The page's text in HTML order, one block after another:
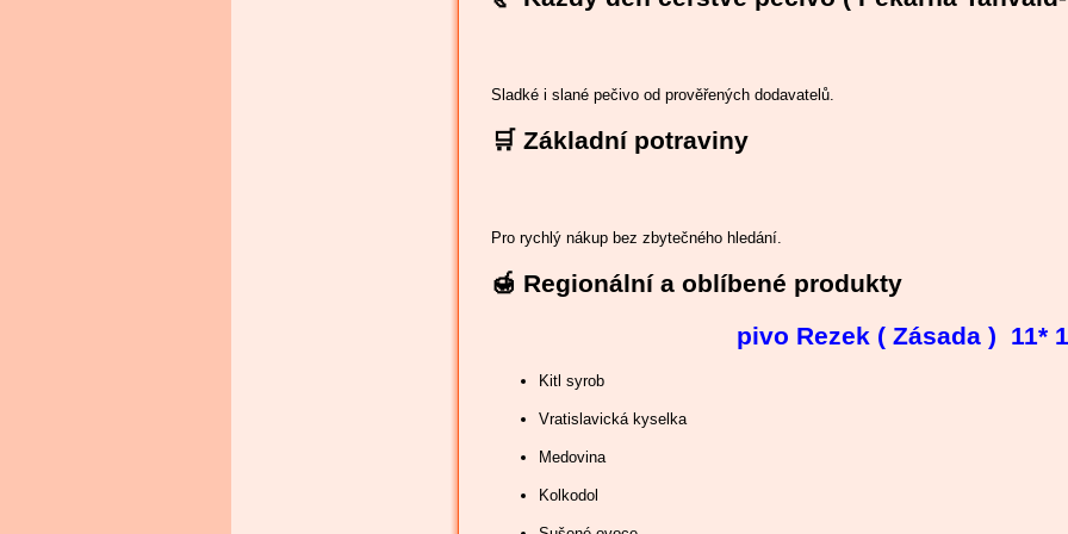
Sladké i slané pečivo od prověřených dodavatelů.
🛒 Základní potraviny
Pro rychlý nákup bez zbytečného hledání.
🍯 Regionální a oblíbené produkty
pivo Rezek ( Zásada ) 11*
Kitl syrob
Vratislavická kyselka
Medovina
Kolkodol